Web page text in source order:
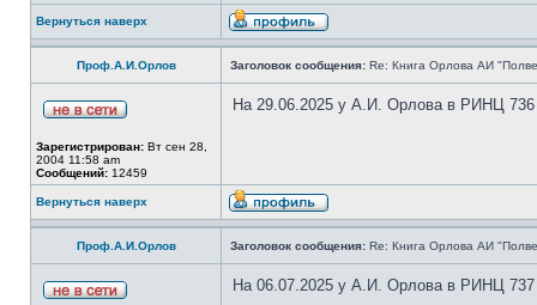
Вернуться наверх
Проф.А.И.Орлов Заголовок сообщения: Re: Книга Орлова АИ
Зарегистрирован: Вт сен 28,
2004 11:58 am
Сообщений: 12459
На 29.06.2025 у А.И. Орлова в РИНЦ 736
Вернуться наверх
Проф.А.И.Орлов Заголовок сообщения: Re: Книга Орлова АИ
На 06.07.2025 у А.И. Орлова в РИНЦ 737